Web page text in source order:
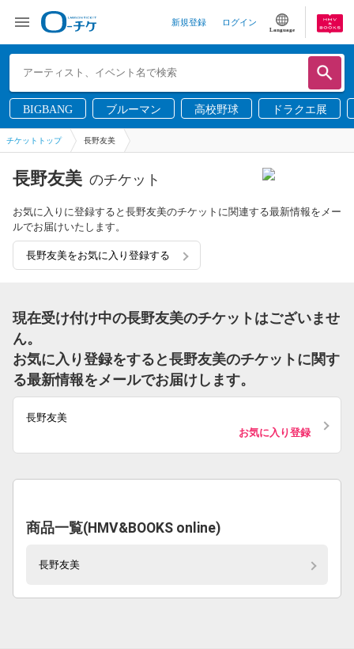
新規登録 ログイン
Language
BIGBANG ブルーマン 高校野球 ドラクエ展
チケットトップ 長野友美
長野友美 のチケット
お気に入りに登録すると長野友美のチケットに関連する最新情報をメー
ルでお届けいたします。
長野友美をお気に入り登録する
現在受け付け中の長野友美のチケットはございませ
ん。
お気に入り登録をすると長野友美のチケットに関す
る最新情報をメールでお届けします。
長野友美
お気に入り登録
商品一覧(HMV&BOOKS online)
長野友美